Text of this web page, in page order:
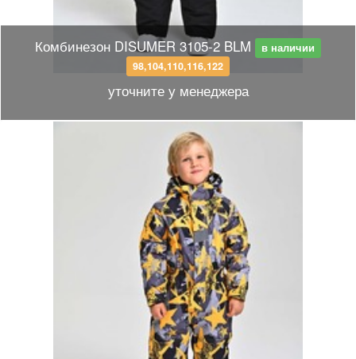
Комбинезон DISUMER 3105-2 BLM
в наличии
98,104,110,116,122
уточните у менеджера